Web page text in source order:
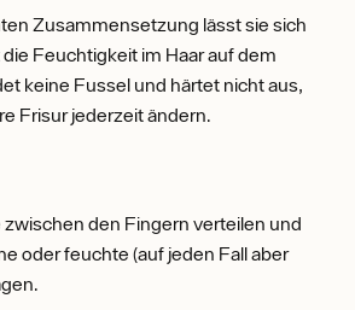
Zusammensetzung lässt sie sich
Feuchtigkeit im Haar auf dem
keine Fussel und härtet nicht aus,
Frisur jederzeit ändern.
den Fingern verteilen und
oder feuchte (auf jeden Fall aber